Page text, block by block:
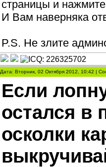
страницы и
И Вам наверняка
P.S. Не злите
Дата: Вторник, 02 Октября 2012, 10:42 |
Если
остался в
осколки